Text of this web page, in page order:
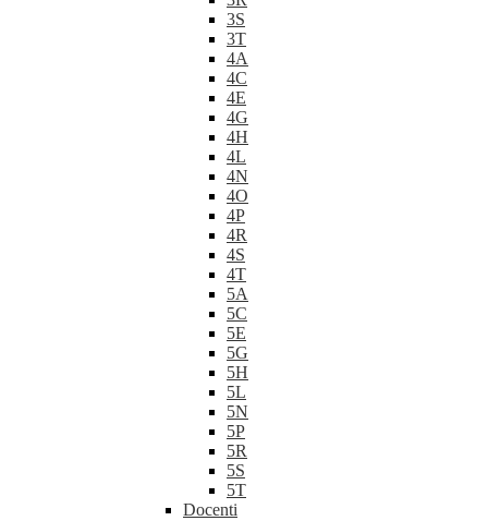
3S
3T
4A
4C
4E
4G
4H
4L
4N
4O
4P
4R
4S
4T
5A
5C
5E
5G
5H
5L
5N
5P
5R
5S
5T
Docenti